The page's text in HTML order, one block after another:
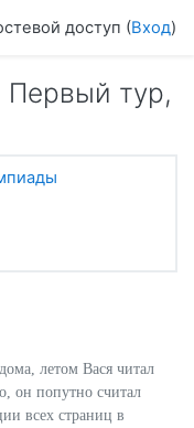
доступ (Вход)
тур,
летом Вася читал
он попутно считал
всех страниц в